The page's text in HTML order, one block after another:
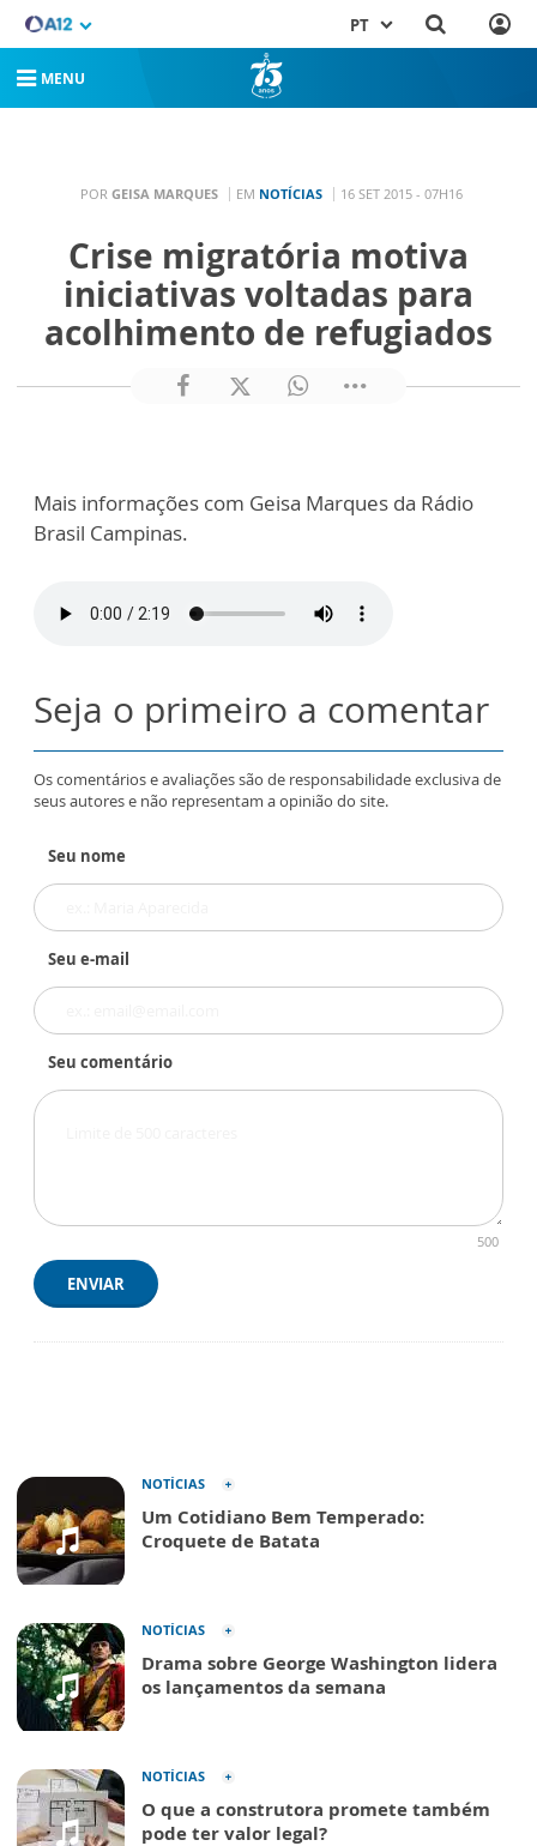
PT
MENU
POR GEISA MARQUES EM NOTÍCIAS 16 SET 2015 - 07H16
Crise migratória motiva
iniciativas voltadas para
acolhimento de refugiados
Mais informações com Geisa Marques da Rádio
Brasil Campinas.
Seja o primeiro a comentar
Os comentários e avaliações são de responsabilidade exclusiva de
seus autores e não representam a opinião do site.
Seu nome
Seu e-mail
Seu comentário
500
ENVIAR
NOTÍCIAS
Um Cotidiano Bem Temperado:
Croquete de Batata
NOTÍCIAS
Drama sobre George Washington lidera
os lançamentos da semana
NOTÍCIAS
O que a construtora promete também
pode ter valor legal?